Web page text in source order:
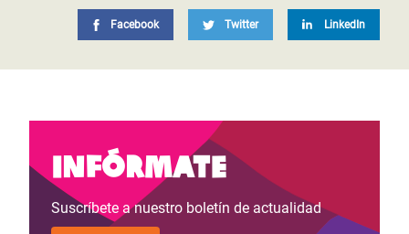
Facebook Twitter LinkedIn
Infórmate
Suscríbete a nuestro boletín de actualidad